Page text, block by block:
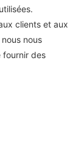
clients et aux
nous
fournir des